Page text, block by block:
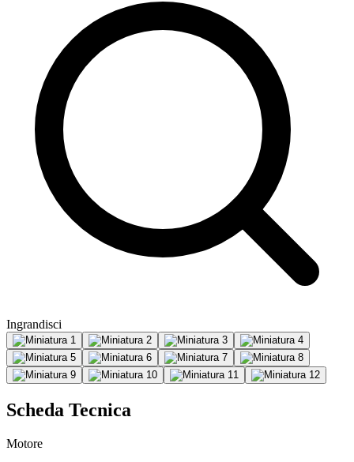
Ingrandisci
Scheda Tecnica
Motore